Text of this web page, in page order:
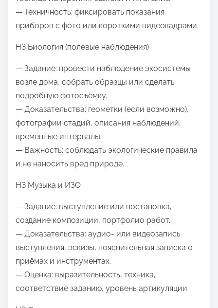
— Техничность: фиксировать показания
приборов с фото или короткими видеокадрами.
H3 Биология (полевые наблюдения)
— Задание: провести наблюдение экосистемы
возле дома, собрать образцы или сделать
подробную фотосъёмку.
— Доказательства: геометки (если возможно),
фотографии стадий, описания наблюдений,
временные интервалы.
— Важность: соблюдать экологические правила
и не наносить вред природе.
H3 Музыка и ИЗО
— Задание: выступление или постановка,
создание композиции, портфолио работ.
— Доказательства: аудио- или видеозапись
выступления, эскизы, пояснительная записка о
приёмах и инструментах.
— Оценка: выразительность, техника,
соответствие заданию, уровень артикуляции.